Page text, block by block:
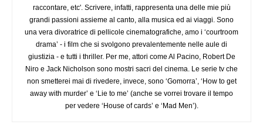
raccontare, etc'. Scrivere, infatti, rappresenta una delle mie più
grandi passioni assieme al canto, alla musica ed ai viaggi. Sono
una vera divoratrice di pellicole cinematografiche, amo i ‘courtroom
drama’ - i film che si svolgono prevalentemente nelle aule di
giustizia - e tutti i thriller. Per me, attori come Al Pacino, Robert De
Niro e Jack Nicholson sono mostri sacri del cinema. Le serie tv che
non smetterei mai di rivedere, invece, sono ‘Gomorra’, ‘How to get
away with murder’ e ‘Lie to me’ (anche se vorrei trovare il tempo
per vedere ‘House of cards’ e ‘Mad Men’).